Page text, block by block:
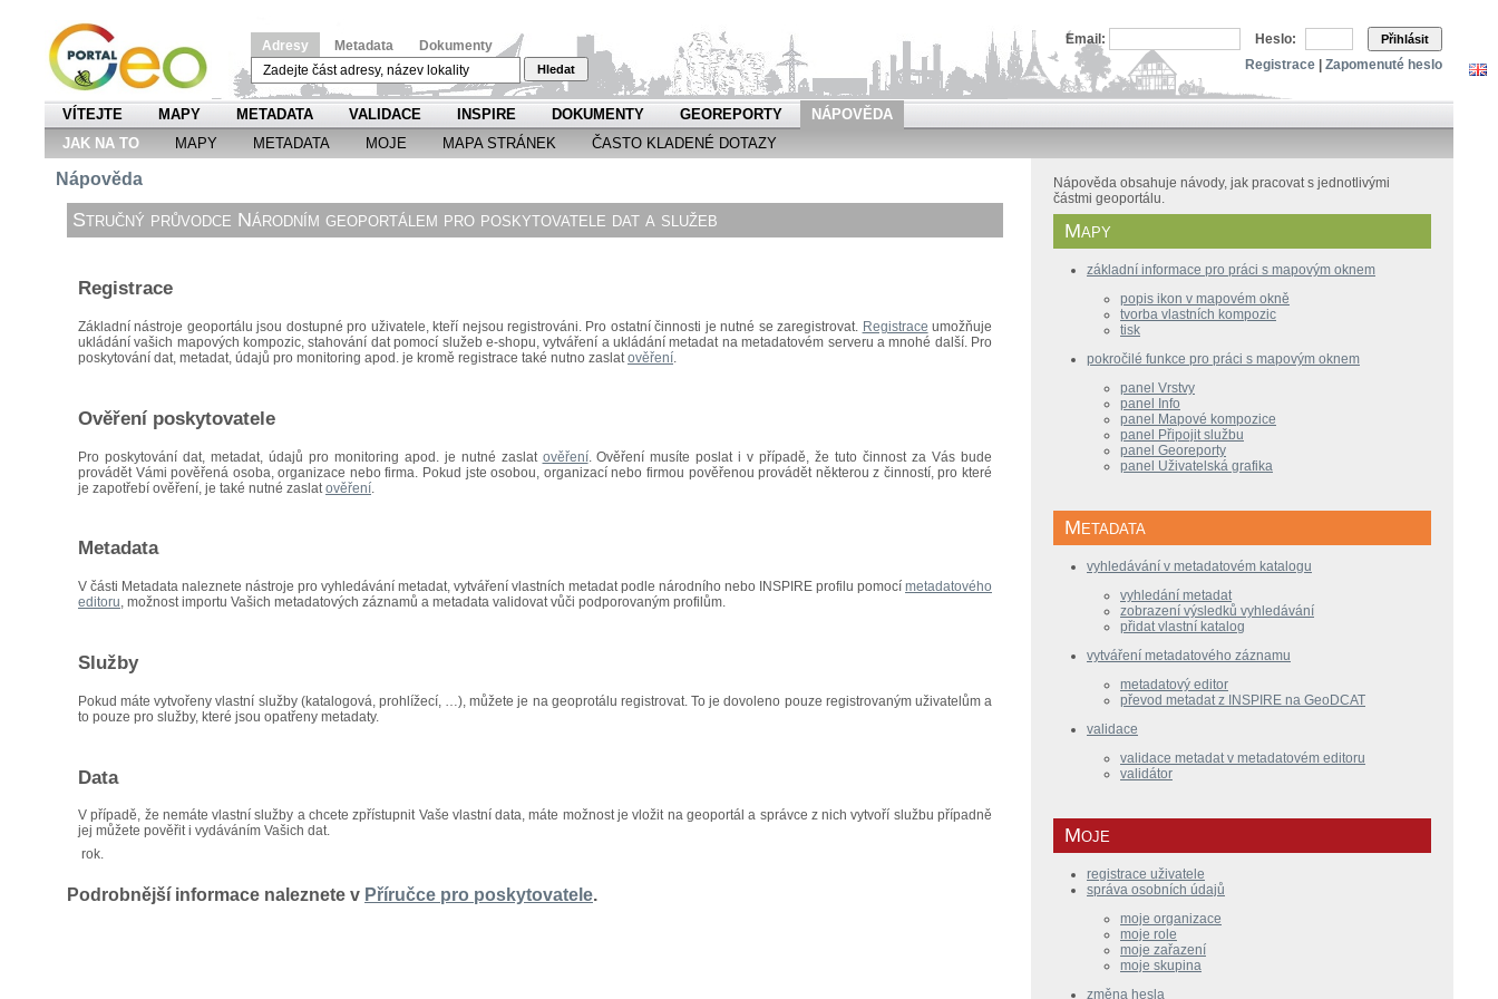
Adresy Metadata Dokumenty
Hledat
Email: Heslo: Přihlásit
Registrace Zapomenuté heslo
VÍTEJTE MAPY METADATA VALIDACE INSPIRE DOKUMENTY GEOREPORTY
NÁPOVĚDA
JAK NA TO
MAPY METADATA MOJE MAPA STRÁNEK ČASTO KLADENÉ DOTAZY
Nápověda
Stručný průvodce Národním geoportálem pro poskytovatele dat a služeb
Registrace
Základní nástroje geoportálu jsou dostupné pro uživatele, kteří nejsou registrováni. Pro ostatní činnosti je nutné se zaregistrovat. Registrace umožňuje
ukládání vašich mapových kompozic, stahování dat pomocí služeb e-shopu, vytváření a ukládání metadat na metadatovém serveru a mnohé další. Pro
poskytování dat, metadat, údajů pro monitoring apod. je kromě registrace také nutno zaslatověření.
Ověření poskytovatele
Pro poskytování dat, metadat, údajů pro monitoring apod. je nutné zaslat ověření. Ověření musíte poslat i v případě, že tuto činnost za Vás bude
provádět Vámi pověřená osoba, organizace nebo firma. Pokud jste osobou, organizací nebo firmou pověřenou provádět některou z činností, pro které
je zapotřebí ověření, je také nutné zaslat ověření
Metadata
V části Metadata naleznete nástroje pro vyhledávání metadat, vytváření vlastních metadat podle národního nebo INSPIRE profilu pomocí metadatového
editoru, možnost importu Vašich metadatových záznamů a metadata validovat vůči podporovaným profilům.
Služby
Pokud máte vytvořeny vlastní služby (katalogová, prohlížecí, …), můžete je na geoprotálu registrovat. To je dovoleno pouze registrovaným uživatelům a
to pouze pro služby, které jsou opatřeny metadaty.
Data
V případě, že nemáte vlastní služby a chcete zpřístupnit Vaše vlastní data, máte možnost je vložit na geoportál a správce z nich vytvoří službu případně
jej můžete pověřit i vydáváním Vašich dat.
rok.
Podrobnější informace naleznete v Příručce pro poskytovatele.
Nápověda obsahuje návody, jak pracovat s jednotlivými
částmi geoportálu.
Mapy
základní informace pro práci s mapovým oknem
popis ikon v mapovém okně
tvorba vlastních kompozic
tisk
pokročilé funkce pro práci s mapovým oknem
panel Vrstvy
panel Info
panel Mapové kompozice
panel Připojit službu
panel Georeporty
panel Uživatelská grafika
Metadata
vyhledávání v metadatovém katalogu
vyhledání metadat
zobrazení výsledků vyhledávání
přidat vlastní katalog
vytváření metadatového záznamu
metadatový editor
převod metadat z INSPIRE na GeoDCAT
validace
validace metadat v metadatovém editoru
validátor
Moje
registrace uživatele
správa osobních údajů
moje organizace
moje role
moje zařazení
moje skupina
změna hesla